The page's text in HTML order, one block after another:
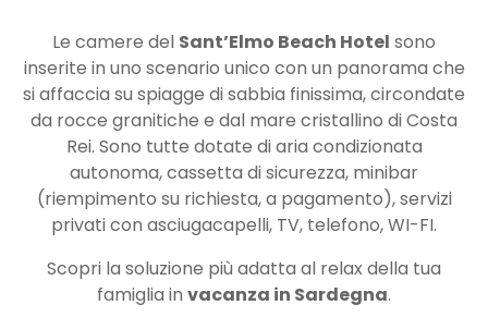
Le camere del Sant’Elmo Beach Hotel sono
inserite in uno scenario unico con un panorama che
si affaccia su spiagge di sabbia finissima, circondate
da rocce granitiche e dal mare cristallino di Costa
Rei. Sono tutte dotate di aria condizionata
autonoma, cassetta di sicurezza, minibar
(riempimento su richiesta, a pagamento), servizi
privati con asciugacapelli, TV, telefono, WI-FI.
Scopri la soluzione più adatta al relax della tua
famiglia in vacanza in Sardegna.